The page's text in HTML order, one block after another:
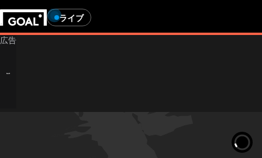
ライブ